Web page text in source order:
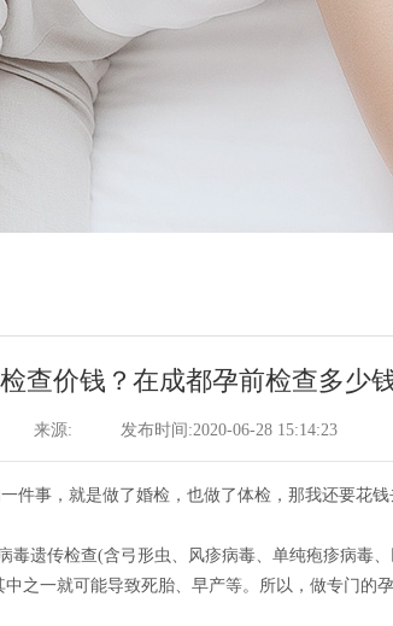
查价钱？在成都孕前检查多少
来源: 发布时间:2020-06-28 15:14:23
事，就是做了婚检，也做了体检，那我还要花钱
遗传检查(含弓形虫、风疹病毒、单纯疱疹病毒
之一就可能导致死胎、早产等。所以，做专门的